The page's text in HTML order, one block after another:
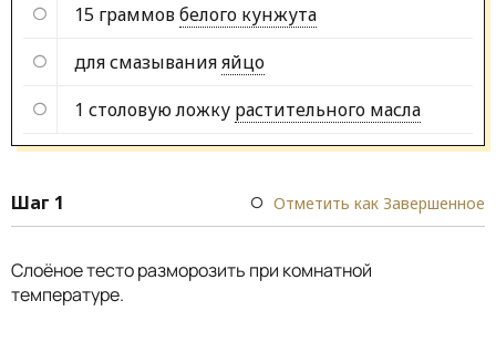
15 граммовбелого кунжута
для смазыванияяйцо
1 столовую ложку растительного масла
Шаг 1 Отметить как Завершенное
Слоёное тесто разморозить при комнатной
температуре.